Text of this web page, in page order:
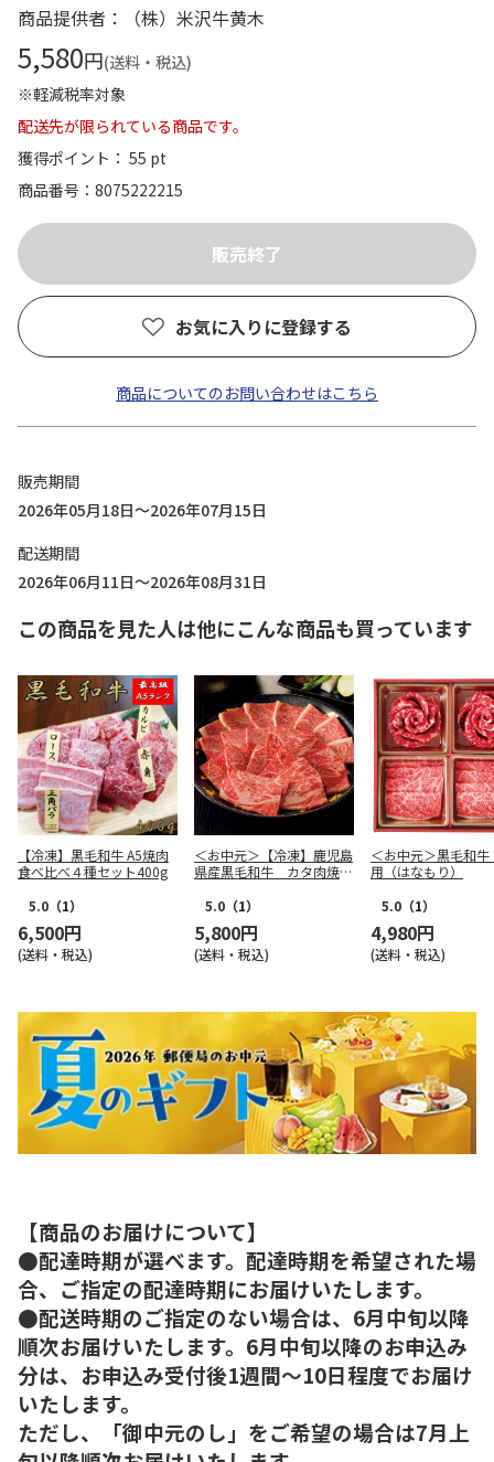
商品提供者：（株）米沢牛黄木
5,580円(送料・税込)
※軽減税率対象
配送先が限られている商品です。
獲得ポイント： 55 pt
商品番号
8075222215
お気に入りに登録する
商品についてのお問い合わせはこちら
販売期間
2026年05月18日～2026年07月15日
配送期間
2026年06月11日～2026年08月31日
この商品を見た人は他にこんな商品も買っています
【冷凍】黒毛和牛 A5焼肉
食べ比べ４種セット400g
5.0 （1）
6,500円
(送料・税込)
＜お中元＞【冷凍】鹿児島
県産黒毛和牛 カタ肉焼肉
5.0 （1）
5,800円
(送料・税込)
＜お中元＞黒毛和
用（はなもり）
5.0 （1）
4,980円
(送料・税込)
【商品のお届けについて】
●配達時期が選べます。配達時期を希望された場
合、ご指定の配達時期にお届けいたします。
●配送時期のご指定のない場合は、6月中旬以降
順次お届けいたします。6月中旬以降のお申込み
分は、お申込み受付後1週間～10日程度でお届け
いたします。
ただし、「御中元のし」をご希望の場合は7月上